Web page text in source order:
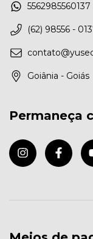
5562985560137
(62) 98556 -
Goiânia - Goiás
Permaneça